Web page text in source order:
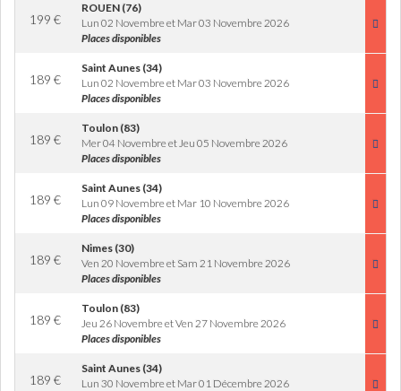
199 €
ROUEN (76)
Lun 02 Novembre et Mar 03 Novembre 2026
Places disponibles
189 €
Saint Aunes (34)
Lun 02 Novembre et Mar 03 Novembre 2026
Places disponibles
189 €
Toulon (83)
Mer 04 Novembre et Jeu 05 Novembre 2026
Places disponibles
189 €
Saint Aunes (34)
Lun 09 Novembre et Mar 10 Novembre 2026
Places disponibles
189 €
Nimes (30)
Ven 20 Novembre et Sam 21 Novembre 2026
Places disponibles
189 €
Toulon (83)
Jeu 26 Novembre et Ven 27 Novembre 2026
Places disponibles
189 €
Saint Aunes (34)
Lun 30 Novembre et Mar 01 Décembre 2026